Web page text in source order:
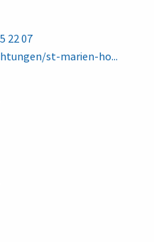
22 07
st-marien-ho...